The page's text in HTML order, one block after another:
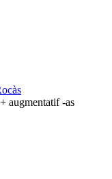
augmentatif -as